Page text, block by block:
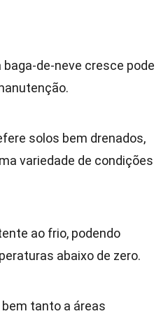
de-neve cresce pode
solos bem drenados,
variedade de condições
ao frio, podendo
abaixo de zero.
tanto a áreas